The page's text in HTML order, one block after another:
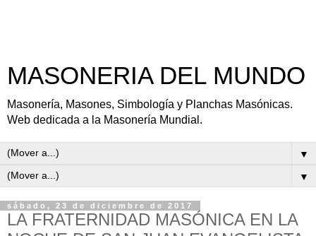
MASONERIA DEL MUNDO
Masonería, Masones, Simbología y Planchas Masónicas.
Web dedicada a la Masonería Mundial.
▼
▼
sábado, 23 de diciembre de 2017
LA FRATERNIDAD MASÓNICA EN LA